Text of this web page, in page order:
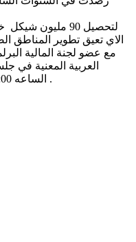
لتحصيل 90
الاي تعيق تطوير المناطق
مع عضو لجنة المالية
العربية المعنية في
الساعه 12:00في الكنيست في قاعة لجنة الماليه .